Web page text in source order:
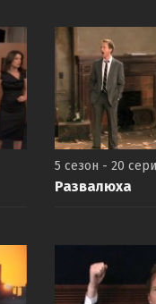
5 сезон - 20
Развалюха